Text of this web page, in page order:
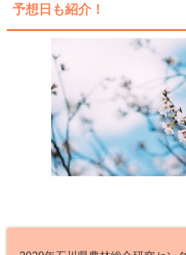
予想日も紹介！